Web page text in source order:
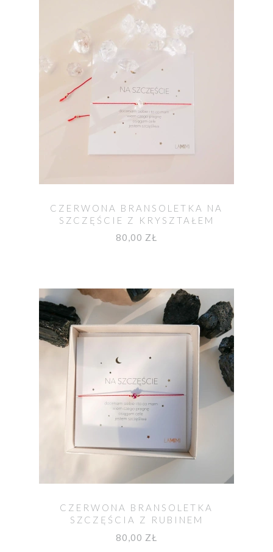
CZERWONA BRANSOLETKA NA
SZCZĘŚCIE Z KRYSZTAŁEM
HERKIMER
80,00 ZŁ
CZERWONA BRANSOLETKA
SZCZĘŚCIA Z RUBINEM
80,00 ZŁ